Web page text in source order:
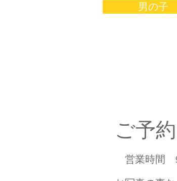
男の子
ご予
営業時間 9